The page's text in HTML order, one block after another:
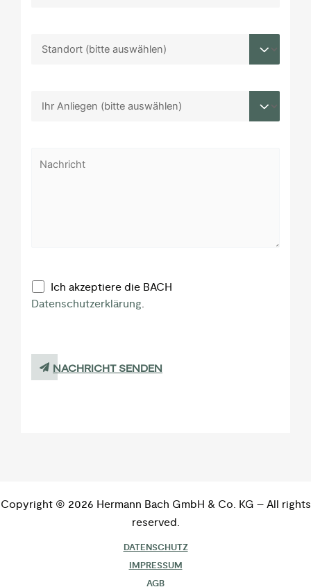
Ich akzeptiere die BACH
Datenschutzerklärung.
NACHRICHT SENDEN
Copyright © 2026 Hermann Bach GmbH & Co. KG – All rights
reserved.
DATENSCHUTZ
IMPRESSUM
AGB